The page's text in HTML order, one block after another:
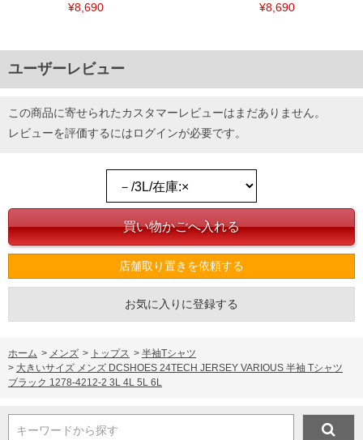
¥8,690
¥8,690
ユーザーレビュー
この商品に寄せられたカスタマーレビューはまだありません。
レビューを評価するにはログインが必要です。
店舗取り置きを依頼する
お気に入りに登録する
ホーム > メンズ > トップス > 半袖Tシャツ
> 大きいサイズ メンズ DCSHOES 24TECH JERSEY VARIOUS 半袖 Tシャツ
ブラック 1278-4212-2 3L 4L 5L 6L
キーワードから探す